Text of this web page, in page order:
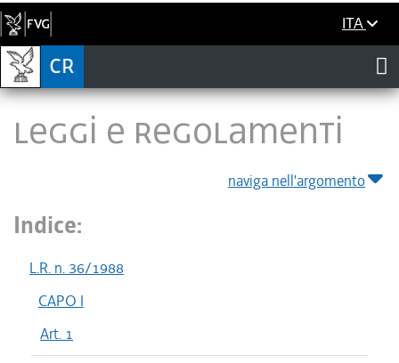
ITA
LEGGI E REGOLAMENTI
naviga nell'argomento
Indice:
L.R. n. 36/1988
CAPO I
Art. 1